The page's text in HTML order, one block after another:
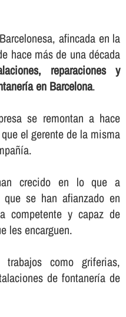
afincada en la
hace más de una década
reparaciones y
en Barcelona.
se remontan a hace
el gerente de la misma
crecido en lo que a
se han afianzado en
competente y capaz de
les encarguen.
trabajos como griferias,
de fontanerí­a de